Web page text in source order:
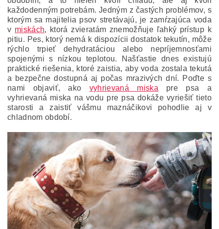
každodenným potrebám. Jedným z častých problémov, s
ktorým sa majitelia psov stretávajú, je zamŕzajúca voda
v miskách, ktorá zvieratám znemožňuje ľahký prístup k
pitiu. Pes, ktorý nemá k dispozícii dostatok tekutín, môže
rýchlo trpieť dehydratáciou alebo nepríjemnosťami
spojenými s nízkou teplotou. Našťastie dnes existujú
praktické riešenia, ktoré zaistia, aby voda zostala tekutá
a bezpečne dostupná aj počas mrazivých dní. Poďte s
nami objaviť, ako vyhrievaná miska pre psa a
vyhrievaná miska na vodu pre psa dokáže vyriešiť tieto
starosti a zaistiť vášmu maznáčikovi pohodlie aj v
chladnom období.